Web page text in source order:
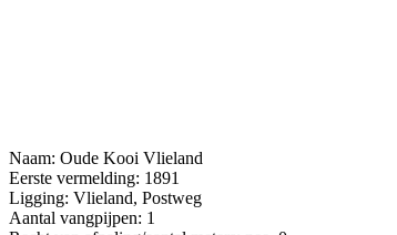
Naam: Oude Kooi Vlieland
Eerste vermelding: 1891
Ligging: Vlieland, Postweg
Aantal vangpijpen: 1